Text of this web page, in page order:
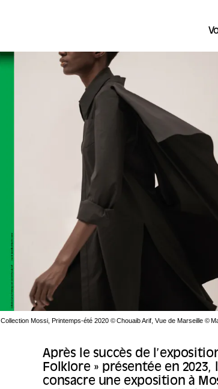
Collection Mossi, Printemps-été 2020 © Chouaib Arif, Vue de Marseille ©
Après le succès de
Folklore » présentée en 2023,
consacre une exposition à